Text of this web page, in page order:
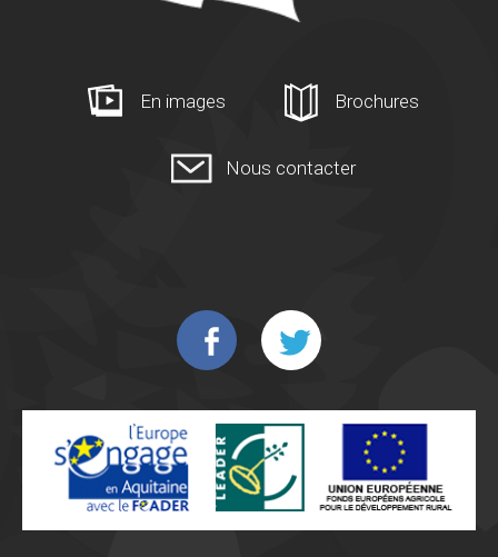
En images Brochures
Nous contacter